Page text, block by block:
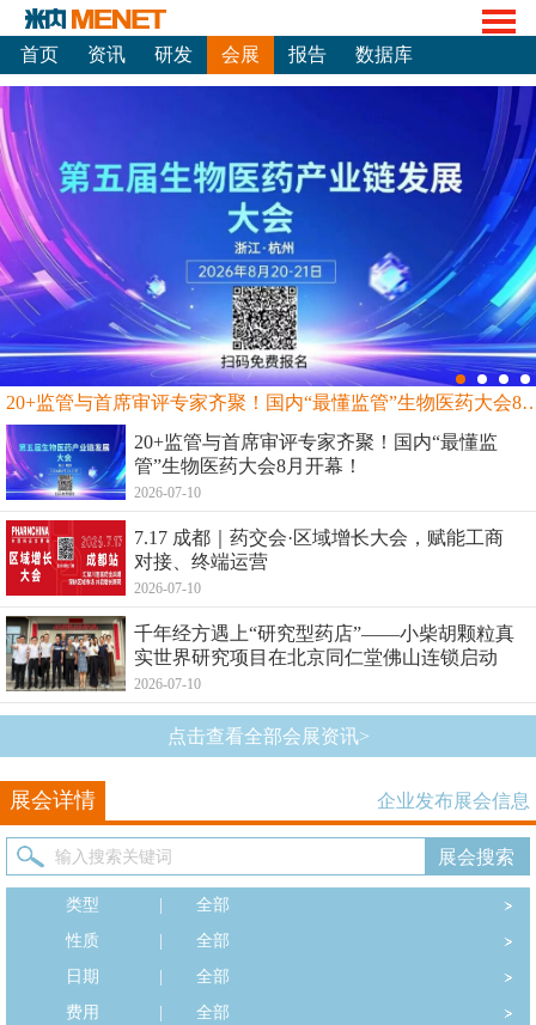
首页 资讯 研发 会展 报告 数据库
20+监管与首席审评专家齐聚！国内“最
20+监管与首席审评专家齐聚！国内“最懂监
管”生物医药大会8月开幕！
2026-07-10
7.17 成都｜药交会·区域增长大会，赋能工商
对接、终端运营
2026-07-10
千年经方遇上“研究型药店”——小柴胡颗粒真
实世界研究项目在北京同仁堂佛山连锁启动
2026-07-10
点击查看全部会展资讯>
展会详情 企业发布展会信息
类型
全部
性质
全部
日期
全部
费用
全部